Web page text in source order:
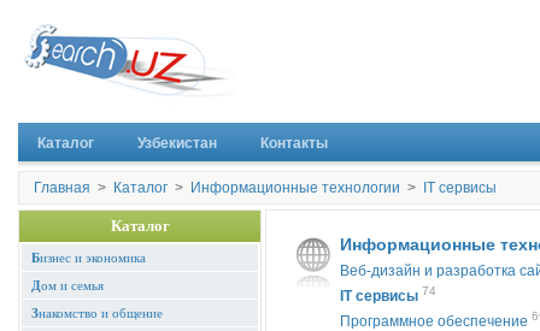
Каталог Узбекистан Контакты
Главная > Каталог > Информационные технологии > IT cервисы
Каталог
Бизнес и экономика
Дом и семья
Знакомство и общение
Информационные
Веб-дизайн и разработка
IT cервисы 74
Программное обеспечение